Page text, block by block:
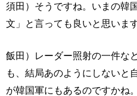
須田）そうですね。いまの韓
文」と言っても良いと思います
飯田）レーダー照射の一件な
も、結局あのようにしないと
が韓国軍にもあるのですかね。